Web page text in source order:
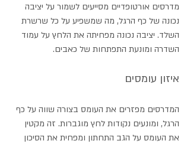
מדרסים אורטופדיים מסייעים לשמור על יציבה
נכונה של כף הרגל, מה שמשפיע על כל שרשרת
השלד. יציבה נכונה מפחיתה את הלחץ על עמוד
השדרה ומונעת התפתחות של כאבים.
איזון עומסים
המדרסים מפזרים את העומס בצורה שווה על כף
הרגל, ומונעים נקודות לחץ מוגברות. זה מקטין
את העומס על הגב התחתון ומפחית את הסיכון